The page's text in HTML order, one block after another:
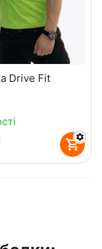
Drive Fit